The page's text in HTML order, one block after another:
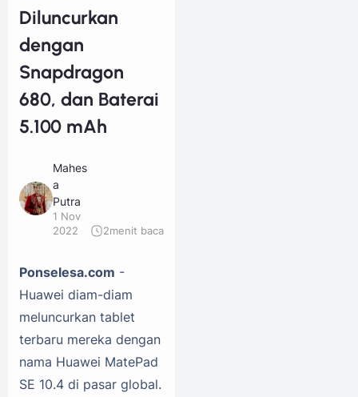
Diluncurkan
dengan
Snapdragon
680, dan Baterai
5.100 mAh
Mahes
a
Putra
1 Nov
2022
2menit baca
Ponselesa.com -
Huawei diam-diam
meluncurkan tablet
terbaru mereka dengan
nama Huawei MatePad
SE 10.4 di pasar global.